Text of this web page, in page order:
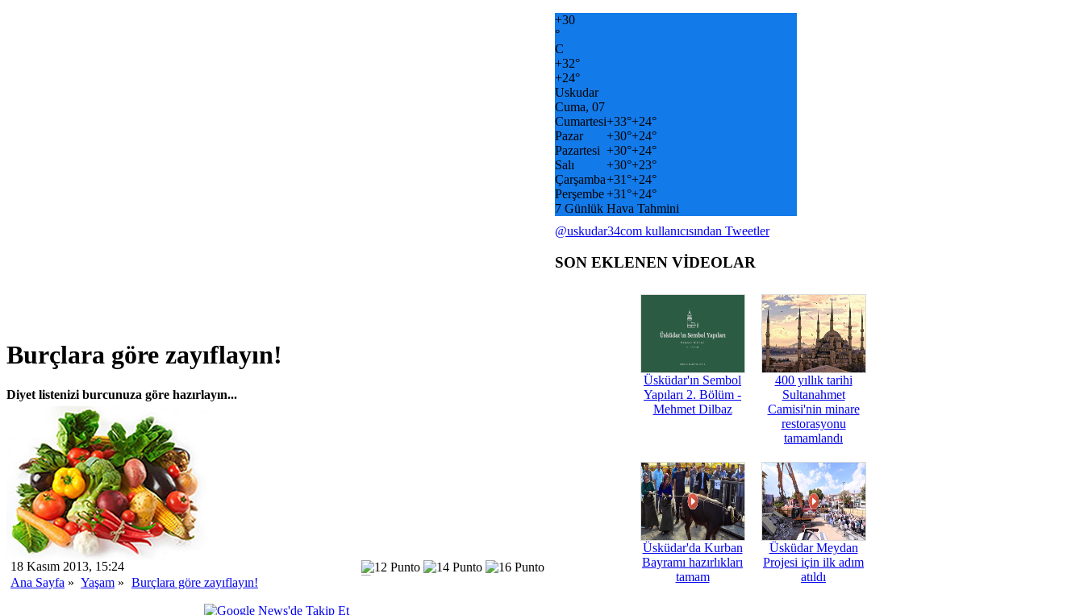
Burçlara göre zayıflayın!
Diyet listenizi burcunuza göre hazırlayın...
18 Kasım 2013, 15:24
Ana Sayfa » Yaşam » Burçlara göre zayıflayın!
+30
°
C
+32°
+24°
Uskudar
Cuma, 07
Cumartesi+33°+24°
Pazar
+30°+24°
Pazartesi +30°+24°
Salı
+30°+23°
Çarşamba+31°+24°
Perşembe+31°+24°
7 Günlük Hava Tahmini
@uskudar34com kullanıcısından Tweetler
SON EKLENEN VİDEOLAR
Üsküdar'ın Sembol
Yapıları 2. Bölüm -
Mehmet Dilbaz
400 yıllık tarihi
Sultanahmet
Camisi'nin minare
restorasyonu
tamamlandı
Üsküdar'da Kurban
Bayramı hazırlıkları
tamam
Üsküdar Meydan
Projesi için ilk adım
atıldı